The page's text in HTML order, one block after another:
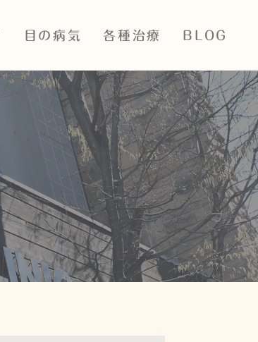
目の病気
目の表裏の病気
眼底出血
飛蚊症・網膜裂孔・網膜剥
離
子どもの病気・近視治療
アレルギー性眼疾患結膜炎
各種治療
レーザー多焦点眼内レンズ
ICL・眼内コンタクトレンズ
治療
抗VEGF
PASCALレーザー
SLTレーザー
iStent眼内ドレーン
BLOG